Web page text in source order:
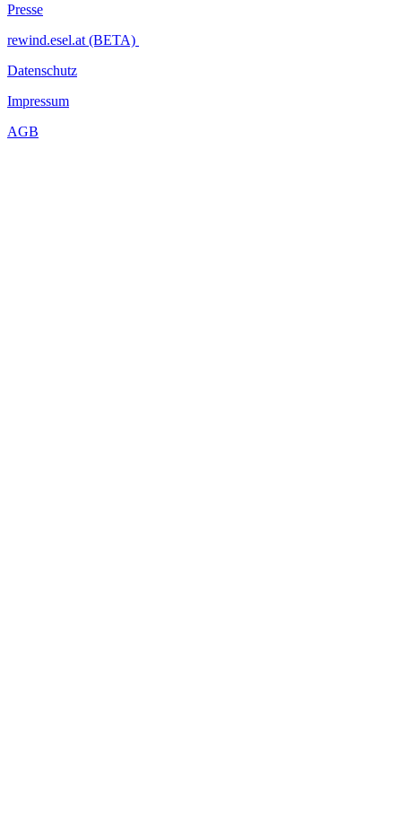
Presse
rewind.esel.at (BETA)
Datenschutz
Impressum
AGB